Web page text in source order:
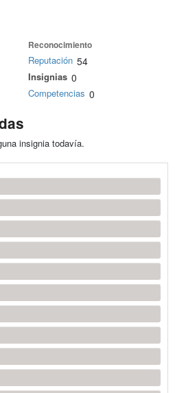
Reconocimiento
Reputación 54
Insignias 0
Competencias 0
insignia todavía.